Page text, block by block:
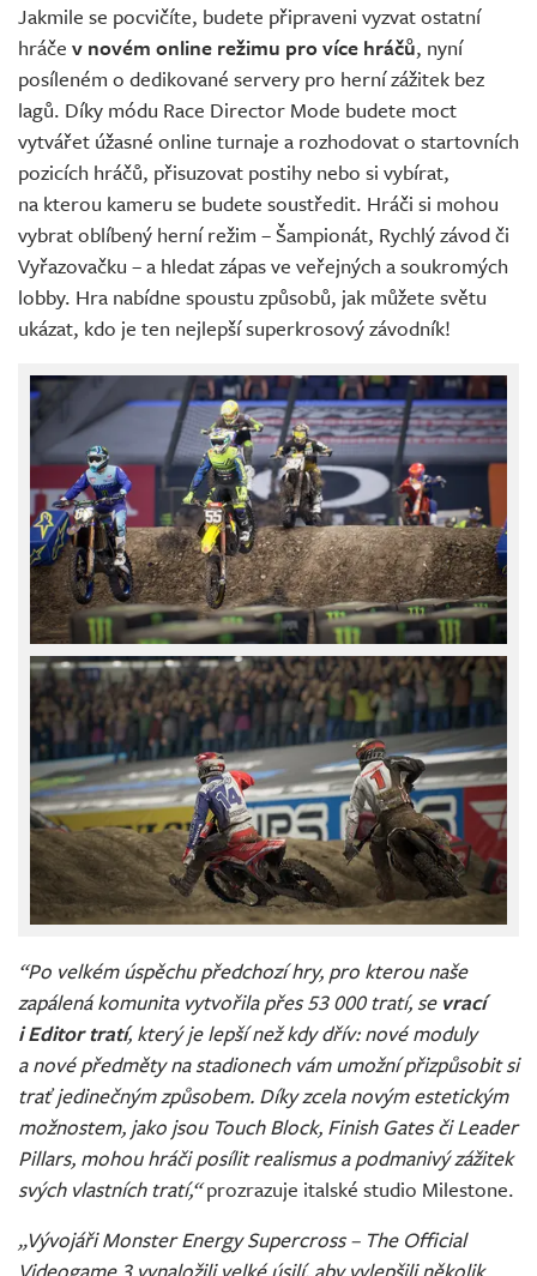
Jakmile se pocvičíte, budete připraveni vyzvat ostatní
hráče v novém online režimu pro více hráčů, nyní
posíleném o dedikované servery pro herní zážitek bez
lagů. Díky módu Race Director Mode budete moct
vytvářet úžasné online turnaje a rozhodovat o startovních
pozicích hráčů, přisuzovat postihy nebo si vybírat,
na kterou kameru se budete soustředit. Hráči si mohou
vybrat oblíbený herní režim – Šampionát, Rychlý závod či
Vyřazovačku – a hledat zápas ve veřejných a soukromých
lobby. Hra nabídne spoustu způsobů, jak můžete světu
ukázat, kdo je ten nejlepší superkrosový závodník!
“Po velkém úspěchu předchozí hry, pro kterou naše
zapálená komunita vytvořila přes 53 000 tratí, se vrací
i Editor tratí, který je lepší než kdy dřív: nové moduly
a nové předměty na stadionech vám umožní přizpůsobit si
trať jedinečným způsobem. Díky zcela novým estetickým
možnostem, jako jsou Touch Block, Finish Gates či Leader
Pillars, mohou hráči posílit realismus a podmanivý zážitek
svých vlastních tratí,“prozrazuje italské studio Milestone.
„Vývojáři Monster Energy Supercross – The Official